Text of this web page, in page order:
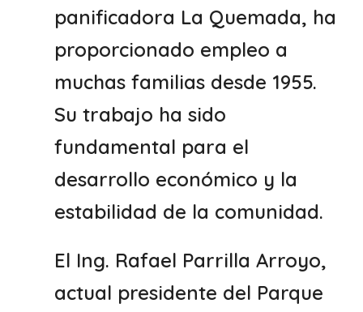
panificadora La Quemada, ha
proporcionado empleo a
muchas familias desde 1955.
Su trabajo ha sido
fundamental para el
desarrollo económico y la
estabilidad de la comunidad.
El Ing. Rafael Parrilla Arroyo,
actual presidente del Parque